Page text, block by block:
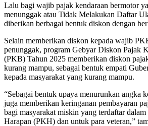
Lalu bagi wajib pajak kendaraan bermotor
menunggak atau Tidak Melakukan Daftar
diberikan berbagai bentuk diskon dengan
Selain memberikan diskon kepada wajib
penunggak, program Gebyar Diskon Pajak
(PKB) Tahun 2025 memberikan diskon
kurang mampu, sebagai bentuk empati
kepada masyarakat yang kurang mampu.
“Sebagai bentuk upaya menurunkan angka
juga memberikan keringanan pembayaran
bagi masyarakat miskin yang terdaftar
Harapan (PKH) dan untuk para veteran,”